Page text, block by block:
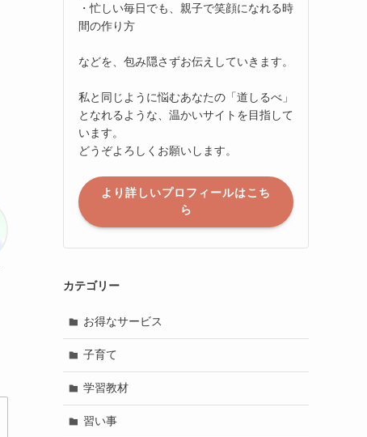
・忙しい毎日でも、親子で笑顔になれる時
間の作り方
などを、包み隠さずお伝えしていきます。
私と同じように悩むあなたの「道しるべ」
となれるような、温かいサイトを目指して
います。
どうぞよろしくお願いします。
より詳しいプロフィールはこち
ら
カテゴリー
お得なサービス
子育て
学習教材
習い事